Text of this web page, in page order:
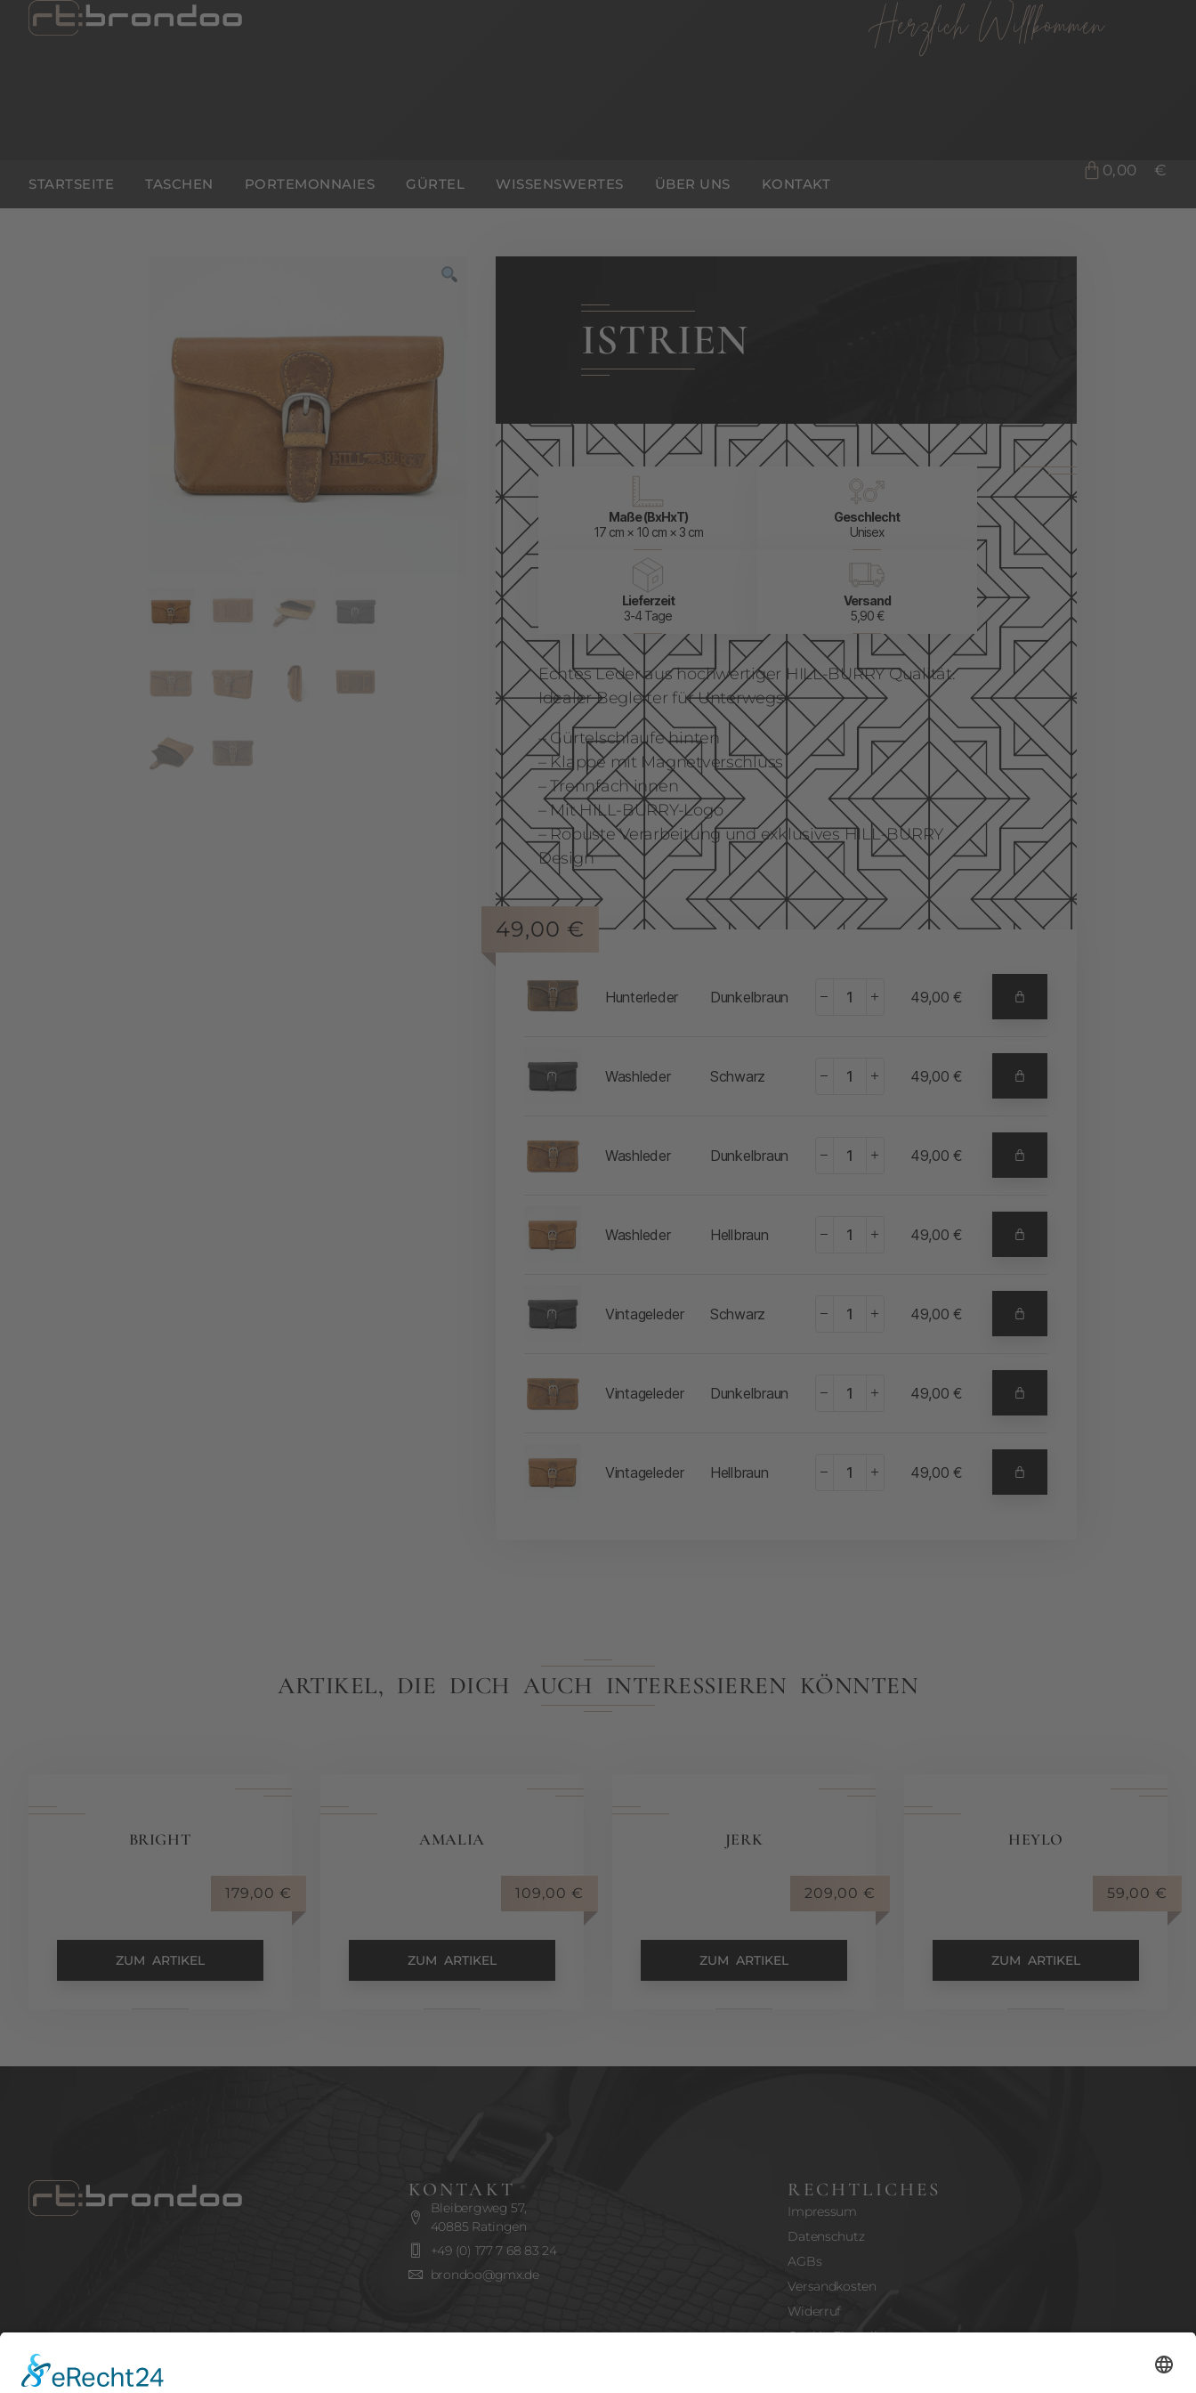
Herzlich Willkommen
STARTSEITE TASCHEN PORTEMONNAIES GÜRTEL WISSENSWERTES ÜBER UNS KONTAKT
0,00 €
ISTRIEN
Maße (BxHxT)
17 cm × 10 cm × 3 cm
Geschlecht
Unisex
Lieferzeit
3-4 Tage
Versand
5,90 €
Echtes Leder aus hochwertiger HILL-BURRY Qualität.
Idealer Begleiter für Unterwegs!
– Gürtelschlaufe hinten
– Klappe mit Magnetverschluss
– Trennfach innen
– Mit HILL-BURRY-Logo
– Robuste Verarbeitung und exklusives HILL-BURRY
Design
49,00 €
Hunterleder Dunkelbraun
- + 49,00€
Washleder Schwarz + 49,00€
Washleder Dunkelbraun
- + 49,00€
Washleder Hellbraun + 49,00€
Vintageleder Schwarz + 49,00€
Vintageleder Dunkelbraun
- + 49,00€
Vintageleder Hellbraun + 49,00€
ARTIKEL, DIE DICH AUCH INTERESSIEREN KÖNNTEN
BRIGHT
179,00 €
ZUM ARTIKEL
AMALIA
109,00 €
ZUM ARTIKEL
JERK
209,00 €
ZUM ARTIKEL
HEYLO
59,00 €
ZUM ARTIKEL
KONTAKT
Bleibergweg 57,
40885 Ratingen
+49 (0) 177 7 68 83 24
brondoo@gmx.de
RECHTLICHES
Impressum
Datenschutz
AGBs
Versandkosten
Widerruf
Cookie-Einstellungen